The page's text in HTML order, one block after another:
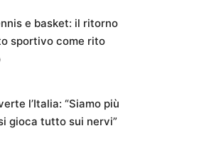
e basket: il ritorno
sportivo come rito
l’Italia: “Siamo più
gioca tutto sui nervi”